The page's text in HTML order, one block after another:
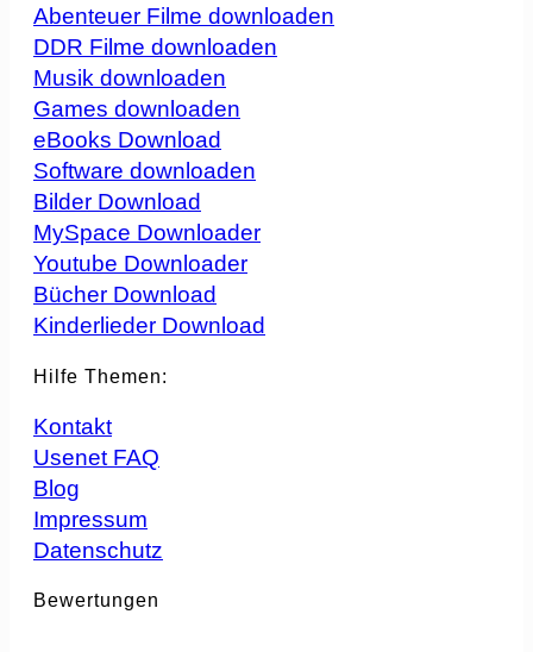
Abenteuer Filme downloaden
DDR Filme downloaden
Musik downloaden
Games downloaden
eBooks Download
Software downloaden
Bilder Download
MySpace Downloader
Youtube Downloader
Bücher Download
Kinderlieder Download
Hilfe Themen:
Kontakt
Usenet FAQ
Blog
Impressum
Datenschutz
Bewertungen